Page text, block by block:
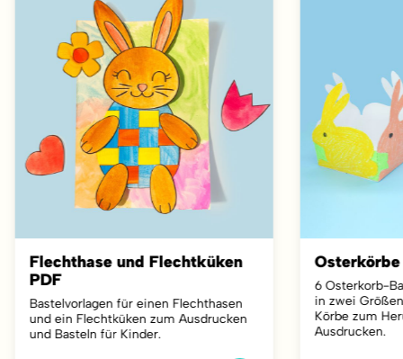
Flechthase und Flechtküken
PDF
Bastelvorlagen für einen Flechthasen
und ein Flechtküken zum Ausdrucken
und Basteln für Kinder.
Osterkörbe
6 Osterkorb-
in zwei
Körbe zum
Ausdrucken.